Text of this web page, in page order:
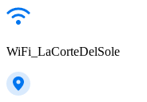
WiFi_LaCorteDelSole